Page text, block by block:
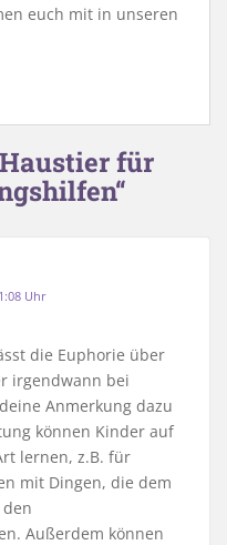
euch mit in unseren
für
Uhr
die Euphorie über
irgendwann bei
Anmerkung dazu
können Kinder auf
lernen, z.B. für
mit Dingen, die dem
Außerdem können